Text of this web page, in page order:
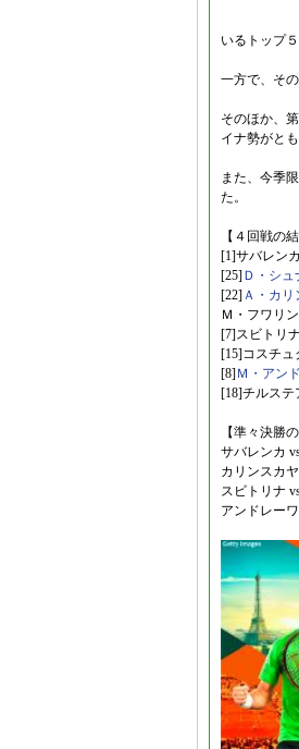
いるトップ
一方で、そ
そのほか、
イナ勢がと
また、今季
た。
【４回戦の
[1]サバレン
[25] Ｄ・シュ
[22] Ａ・カリ
Ｍ・フワリ
[7]スビトリ
[15]コスチュ
[8] Ｍ・アン
[18]チルステ
【準々決勝
サバレンカ
カリンスカ
スビトリナ
アンドレー